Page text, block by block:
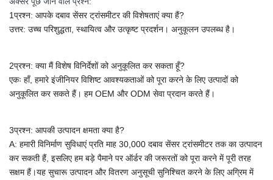
1प्रश्न: आपके दबाव सेंसर ट्रांसमीटर की विशेषताएं क्या हैं?
उत्तर: उच्च परिशुद्धता, स्थायित्व और उत्कृष्ट प्रदर्शन। अनुकूलन उपलब्ध है।
2प्रश्न: क्या मैं विशेष विनिर्देशों को अनुकूलित कर सकता हूँ?
एकः हाँ, हमारे इंजीनियर विशिष्ट आवश्यकताओं को पूरा करने के लिए उत्पादों को
अनुकूलित कर सकते हैं। हम OEM और ODM सेवा प्रदान करते हैं।
3प्रश्न: आपकी उत्पादन क्षमता क्या है?
A: हमारी विनिर्माण सुविधाएं प्रति माह 30,000 दबाव सेंसर ट्रांसमीटर तक का उत्पादन
कर सकती हैं, इसलिए हम बड़े पैमाने पर ऑर्डर की जरूरतों को पूरा करने में पूरी तरह
सक्षम हैं।यह सुचारू उत्पादन और वितरण अनुसूची सुनिश्चित करने के लिए अग्रिम में